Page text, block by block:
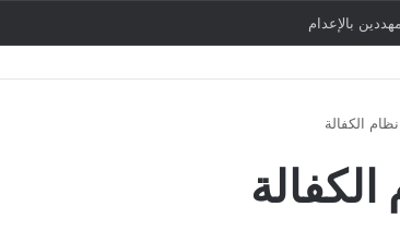
مهددين بالإعدام
نظام الكفالة